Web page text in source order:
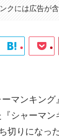
クには広告が含
マンキン
シャーマン
切りになっ